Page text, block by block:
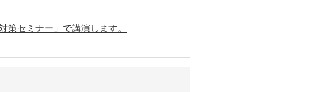
セミナー」で講演します。